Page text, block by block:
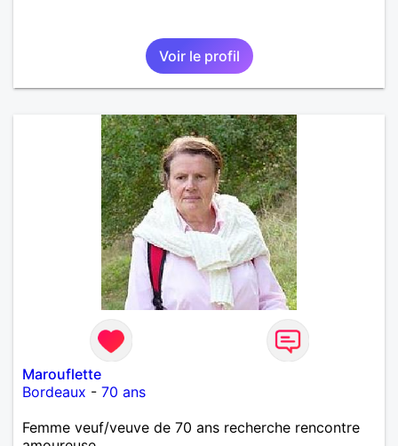
Voir le profil
Marouflette
Bordeaux - 70 ans
Femme veuf/veuve de 70 ans recherche rencontre